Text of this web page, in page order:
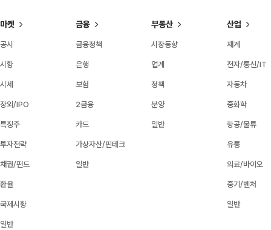
마켓
공시
시황
시세
장외/IPO
특징주
투자전략
채권/펀드
환율
국제시황
일반
금융
금융정책
은행
보험
2금융
카드
가상자산/핀테크
일반
부동산
시장동향
업계
정책
분양
일반
산업
재계
전자/통신/IT
자동차
중화학
항공/물류
유통
의료/바이오
중기/벤처
일반